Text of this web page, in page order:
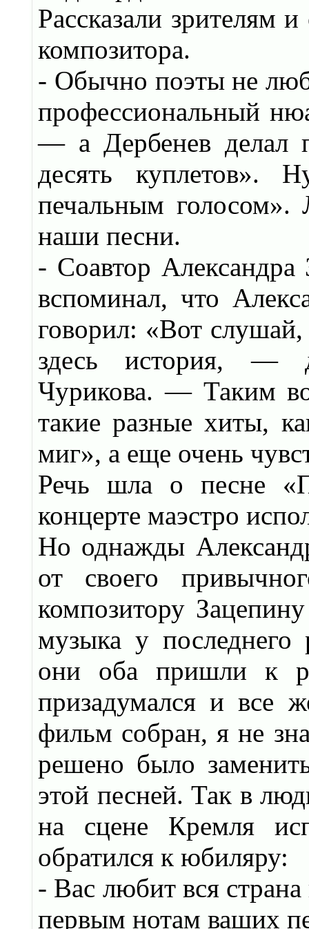
Рассказали зрителям
композитора.
- Обычно поэты не
профессиональный
— а Дербенев делал
десять
печальным
наши песни.
- Соавтор Александра
вспоминал, что
говорил: «Вот слушай,
здесь история, —
Чурикова. — Таким
такие разные хиты,
миг», а еще очень
Речь шла о песне
концерте маэстро
Но однажды
от своего
композитору
музыка у
они оба пришли к
призадумался и все
фильм собран, я не
решено было
этой песней. Так в
на сцене Кремля
обратился к юбиляру:
- Вас любит вся
первым нотам ваших